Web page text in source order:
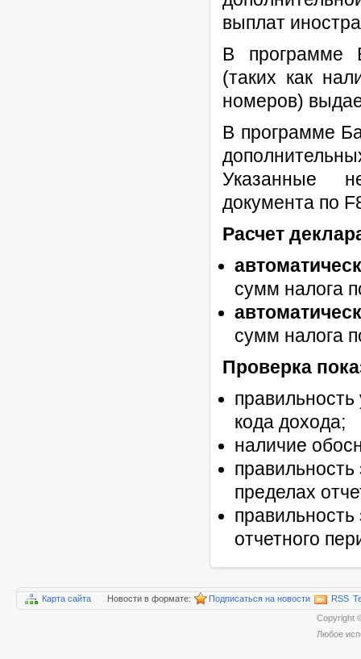
выплат
В программе
(таких как
номеров)
В программе
Указанные
документа по
Расчет
сумм налога
сумм налога
Проверка
правильность
кода дохода;
наличие
пределах
отчетного
Карта сайта Новости в формате: Подписаться на новости RSS
Любое